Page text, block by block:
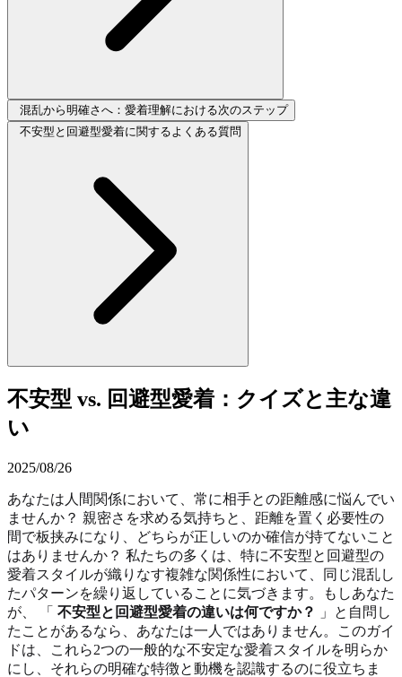
混乱から明確さへ：愛着理解における次のステップ
不安型と回避型愛着に関するよくある質問
不安型 vs. 回避型愛着：クイズと主な違
い
2025/08/26
あなたは人間関係において、常に相手との距離感に悩んでい
ませんか？ 親密さを求める気持ちと、距離を置く必要性の
間で板挟みになり、どちらが正しいのか確信が持てないこと
はありませんか？ 私たちの多くは、特に不安型と回避型の
愛着スタイルが織りなす複雑な関係性において、同じ混乱し
たパターンを繰り返していることに気づきます。もしあなた
が、 「 不安型と回避型愛着の違いは何ですか？
」と自問し
たことがあるなら、あなたは一人ではありません。このガイ
ドは、これら2つの一般的な不安定な愛着スタイルを明らか
にし、それらの明確な特徴と動機を認識するのに役立ちま